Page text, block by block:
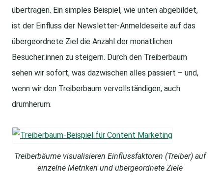
übertragen. Ein simples Beispiel, wie unten abgebildet,
ist der Einfluss der Newsletter-Anmeldeseite auf das
übergeordnete Ziel die Anzahl der monatlichen
Besucher:innen zu steigern. Durch den Treiberbaum
sehen wir sofort, was dazwischen alles passiert – und,
wenn wir den Treiberbaum vervollständigen, auch
drumherum.
Treiberbäume visualisieren Einflussfaktoren (Treiber) auf
einzelne Metriken und übergeordnete Ziele